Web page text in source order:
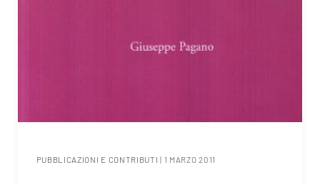
PUBBLICAZIONI E CONTRIBUTI | 1 MARZO 2011